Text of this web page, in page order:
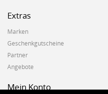
Extras
Marken
Geschenkgutscheine
Partner
Angebote
Mein Konto